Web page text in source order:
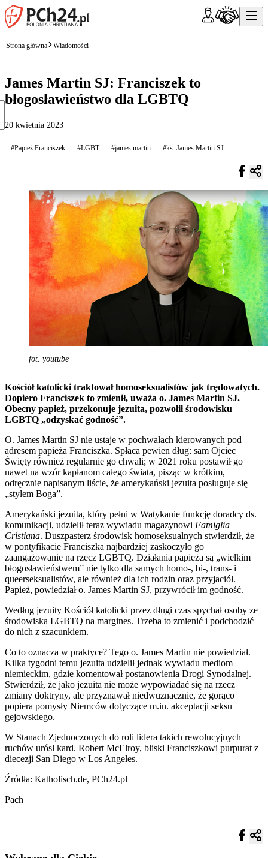
Strona główna Wiadomości
James Martin SJ: Franciszek to
błogosławieństwo dla LGBTQ
20 kwietnia 2023
#Papież Franciszek #LGBT #james martin #ks. James Martin SJ
fot. youtube
Kościół katolicki traktował homoseksualistów jak trędowatych.
Dopiero Franciszek to zmienił, uważa o. James Martin SJ.
Obecny papież, przekonuje jezuita, pozwolił środowisku
LGBTQ „odzyskać godność”.
O. James Martin SJ nie ustaje w pochwałach kierowanych pod
adresem papieża Franciszka. Spłaca pewien dług: sam Ojciec
Święty również regularnie go chwali; w 2021 roku postawił go
nawet na wzór kapłanom całego świata, pisząc w krótkim,
odręcznie napisanym liście, że amerykański jezuita posługuje się
„stylem Boga”.
Amerykański jezuita, który pełni w Watykanie funkcję doradcy ds.
komunikacji, udzielił teraz wywiadu magazynowi Famiglia
Cristiana. Duszpasterz środowisk homoseksualnych stwierdził, że
w pontyfikacie Franciszka najbardziej zaskoczyło go
zaangażowanie na rzecz LGBTQ. Działania papieża są „wielkim
błogosławieństwem” nie tylko dla samych homo-, bi-, trans- i
queerseksualistów, ale również dla ich rodzin oraz przyjaciół.
Papież, powiedział o. James Martin SJ, przywrócił im godność.
Według jezuity Kościół katolicki przez długi czas spychał osoby ze
środowiska LGBTQ na margines. Trzeba to zmienić i podchodzić
do nich z szacunkiem.
Co to oznacza w praktyce? Tego o. James Martin nie powiedział.
Kilka tygodni temu jezuita udzielił jednak wywiadu mediom
niemieckim, gdzie komentował postanowienia Drogi Synodalnej.
Stwierdził, że jako jezuita nie może wypowiadać się na rzecz
zmiany doktryny, ale przyznawał niedwuznacznie, że gorąco
popiera pomysły Niemców dotyczące m.in. akceptacji seksu
gejowskiego.
W Stanach Zjednoczonych do roli lidera takich rewolucyjnych
ruchów urósł kard. Robert McElroy, bliski Franciszkowi purpurat z
diecezji San Diego w Los Angeles.
Źródła: Katholisch.de, PCh24.pl
Pach